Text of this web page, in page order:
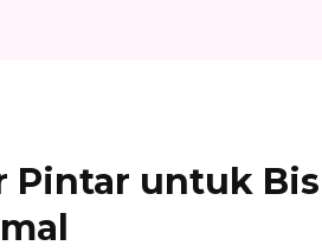
Pintar untuk